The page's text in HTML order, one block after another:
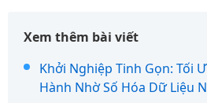
Xem thêm bài viết
Khởi Nghiệp Tinh Gọn: Tối
Hành Nhờ Số Hóa Dữ Liệu